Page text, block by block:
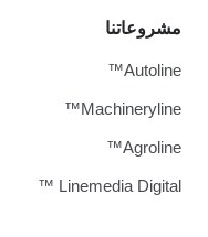
مشروعاتنا
Autoline™
Machineryline™
Agroline™
Linemedia Digital ™